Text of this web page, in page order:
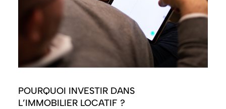
POURQUOI INVESTIR DANS
L’IMMOBILIER LOCATIF ?